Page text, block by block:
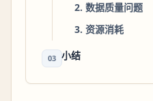
2. 数据质量问题
3. 资源消耗
03 小结